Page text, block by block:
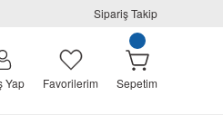
Sipariş Takip
Yap Favorilerim Sepetim